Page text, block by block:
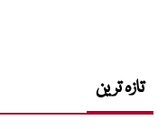
تازہ ترین